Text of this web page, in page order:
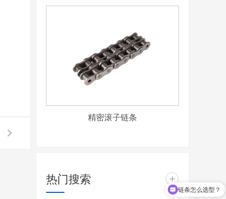
精密滚子链条
热门搜索 +
链条怎么选型？